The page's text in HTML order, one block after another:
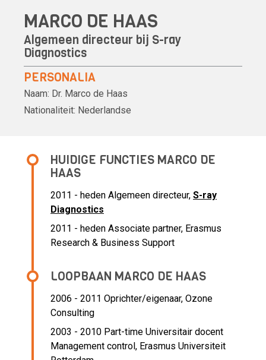
MARCO DE HAAS
Algemeen directeur bij S-ray
Diagnostics
PERSONALIA
Naam: Dr. Marco de Haas
Nationaliteit: Nederlandse
HUIDIGE FUNCTIES MARCO DE
HAAS
2011 - heden Algemeen directeur, S-ray
Diagnostics
2011 - heden Associate partner, Erasmus
Research & Business Support
LOOPBAAN MARCO DE HAAS
2006 - 2011 Oprichter/eigenaar, Ozone
Consulting
2003 - 2010 Part-time Universitair docent
Management control, Erasmus Universiteit